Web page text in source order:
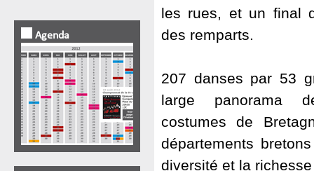
Agenda
les rues, et un final
des remparts.
207 danses par 53
large panorama
costumes de
départements
diversité et la